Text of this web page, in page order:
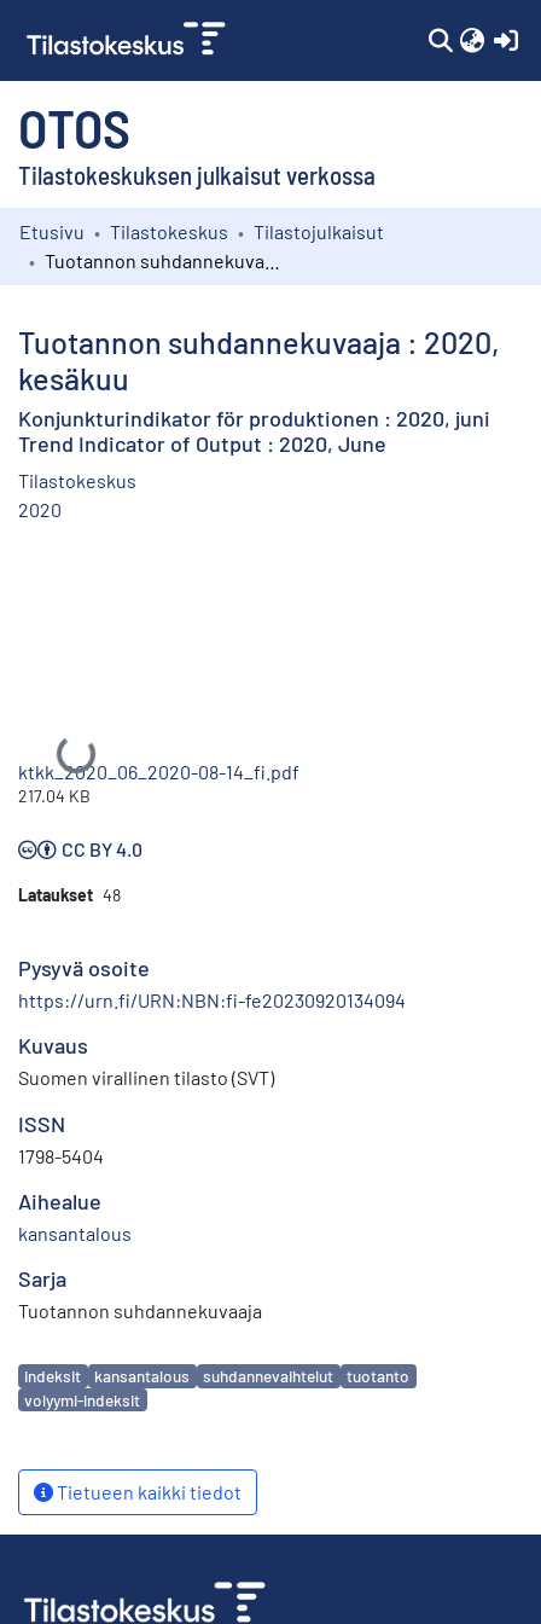
OTOS
Tilastokeskuksen julkaisut verkossa
Kokoelmat
Etusivu Tilastokeskus
Tilastojulkaisut
Tuotannon suhdannekuvaaja : 2020,
kesäkuu
Konjunkturindikator för produktionen : 2020, juni
Trend Indicator of Output : 2020, June
Tilastokeskus
2020
Ladataan...
ktkk_2020_06_2020-08-14_fi.pdf
217.04 KB
CC BY 4.0
Lataukset 48
Pysyvä osoite
https://urn.fi/URN:NBN:fi-fe20230920134094
Kuvaus
Suomen virallinen tilasto (SVT)
ISSN
1798-5404
Aihealue
kansantalous
Sarja
Tuotannon suhdannekuvaaja
Avainsanat
indeksit kansantalous suhdannevaihtelut
tuotanto
volyymi-indeksit
Tietueen kaikki tiedot